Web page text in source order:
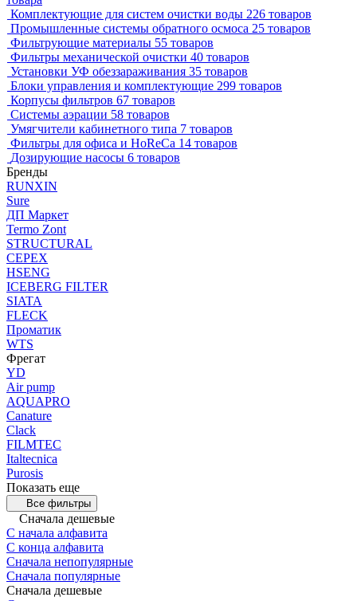
Комплектующие для систем очистки воды 226 товаров
Промышленные системы обратного осмоса 25 товаров
Фильтрующие материалы 55 товаров
Фильтры механической очистки 40 товаров
Установки УФ обеззараживания 35 товаров
Блоки управления и комплектующие 299 товаров
Корпусы фильтров 67 товаров
Системы аэрации 58 товаров
Умягчители кабинетного типа 7 товаров
Фильтры для офиса и HoReCa 14 товаров
Дозирующие насосы 6 товаров
Бренды
RUNXIN
Sure
ДП Маркет
Termo Zont
STRUCTURAL
CEPEX
HSENG
ICEBERG FILTER
SIATA
FLECK
Проматик
WTS
Фрегат
YD
Air pump
AQUAPRO
Canature
Clack
FILMTEC
Italtecnica
Purosis
Показать еще
Все фильтры
Сначала дешевые
С начала алфавита
С конца алфавита
Сначала непопулярные
Сначала популярные
Сначала дешевые